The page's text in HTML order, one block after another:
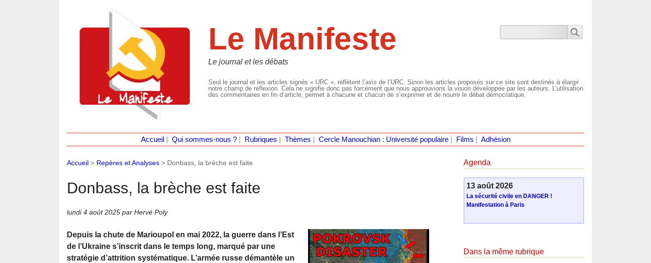
Le Manifeste
Le journal et les débats
Seul le journal et les articles signés « URC », reflètent l’avis de l’URC. Sinon les articles proposés sur ce site sont destinés à élargir
notre champ de réflexion. Cela ne signifie donc pas forcément que nous approuvions la vision développée par les auteurs. L’utilisation
des commentaires en fin d’article, permet à chacune et chacun de s’exprimer et de nourrir le débat démocratique.
Accueil Qui sommes-nous ?| Rubriques Thèmes Cercle Manouchian : Université populaire| Films Adhésion
Accueil > Repères et Analyses > Donbass, la brèche est faite
Donbass, la brèche est faite
lundi 4 août 2025 par Hervé Poly
Depuis la chute de Marioupol en mai 2022, la guerre dans l’Est
de l’Ukraine s’inscrit dans le temps long, marqué par une
stratégie d’attrition systématique. L’armée russe démantèle un
Agenda
13 août 2026
La sécurité civile en DANGER !
Manifestation à Paris
Dans la même rubrique